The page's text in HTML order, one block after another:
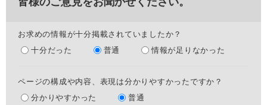
お求めの情報が十分掲載されていましたか？
十分だった
普通 情報が足りなかった
ページの構成や内容、表現は分かりやすかったですか？
分かりやすかった
普通